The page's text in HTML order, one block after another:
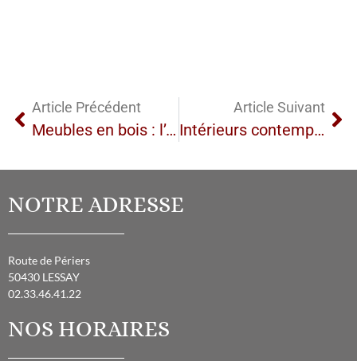
Article Précédent
Meubles en bois : l’élégance naturelle s’invite dans votre intérieur
Article Suivant
Intérieurs contemporains : créez une décoration moderne et chaleureuse à Lessay avec nos objets décoratifs uniques
NOTRE ADRESSE
Route de Périers
50430 LESSAY
02.33.46.41.22
NOS HORAIRES